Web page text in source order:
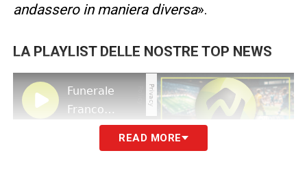
andassero in maniera diversa».
LA PLAYLIST DELLE NOSTRE TOP NEWS
READ MORE